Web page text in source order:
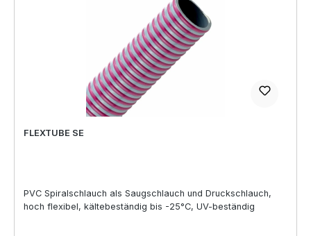
FLEXTUBE SE
PVC Spiralschlauch als Saugschlauch und Druckschlauch,
hoch flexibel, kältebeständig bis -25°C, UV-beständig